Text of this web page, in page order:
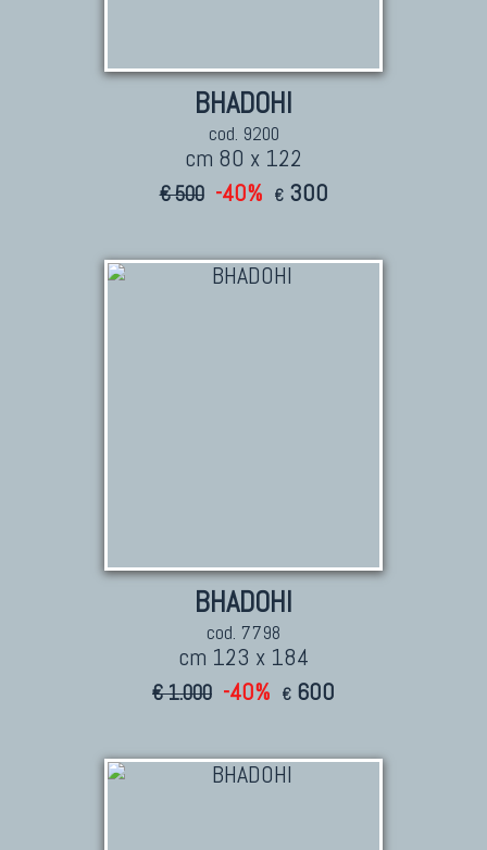
BHADOHI
cod. 9200
cm 80 x 122
€ 500 -40% € 300
BHADOHI
cod. 7798
cm 123 x 184
€ 1.000 -40% € 600